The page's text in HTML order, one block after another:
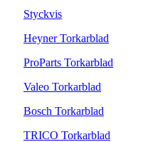
Styckvis
Heyner Torkarblad
ProParts Torkarblad
Valeo Torkarblad
Bosch Torkarblad
TRICO Torkarblad